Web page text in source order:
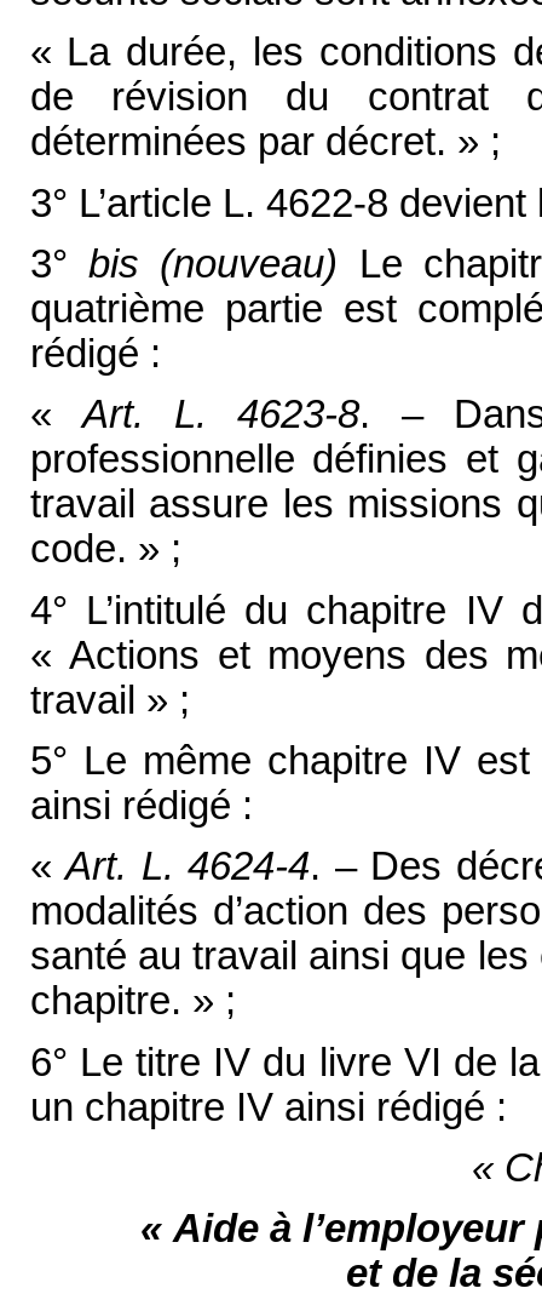
« La durée, les conditions
de révision du contrat
déterminées par décret. » ;
3° L’article L. 4622-8
3° bis (nouveau) Le
quatrième partie est
rédigé :
«Art. L. 4623-8. – Dans
professionnelle définies et
travail assure les missions
code. » ;
4° L’intitulé du chapitre
« Actions et moyens des
travail » ;
5° Le même chapitre IV
ainsi rédigé :
«Art. L. 4624-4. – Des
modalités d’action des
santé au travail ainsi que
chapitre. » ;
6° Le titre IV du livre VI de
un chapitre IV ainsi rédigé :
«
« Aide à
et de la